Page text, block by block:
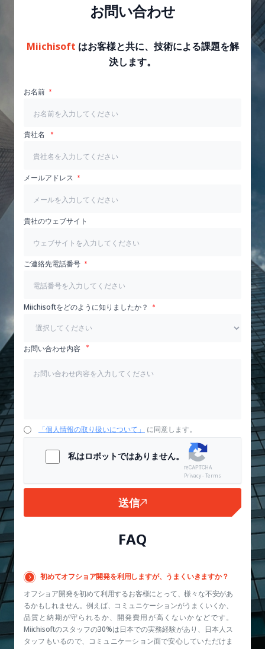
お問い合わせ
Miichisoft はお客様と共に、技術による課題を解
決します。
お名前
貴社名
メールアドレス
貴社のウェブサイト
ご連絡先電話番号
Miichisoftをどのように知りましたか？
お問い合わせ内容
「個人情報の取り扱いについて」 に同意します。
私はロボットではありません。
Privacy - Terms
送信
FAQ
初めてオフショア開発を利用しますが、うまくいきますか？
オフショア開発を初めて利用するお客様にとって、様々な不安があ
るかもしれません。例えば、コミュニケーションがうまくいくか、
品質と納期が守られるか、開発費用が高くないかなどです。
Miichisoftのスタッフの30%は日本での実務経験があり、日本人ス
タッフもいるので、コミュニケーション面で安心していただけま